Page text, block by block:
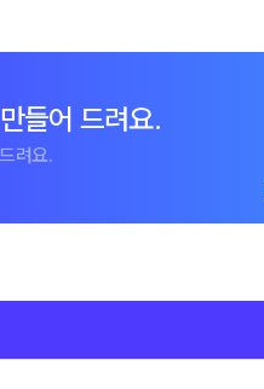
들어 드려요.
려요.